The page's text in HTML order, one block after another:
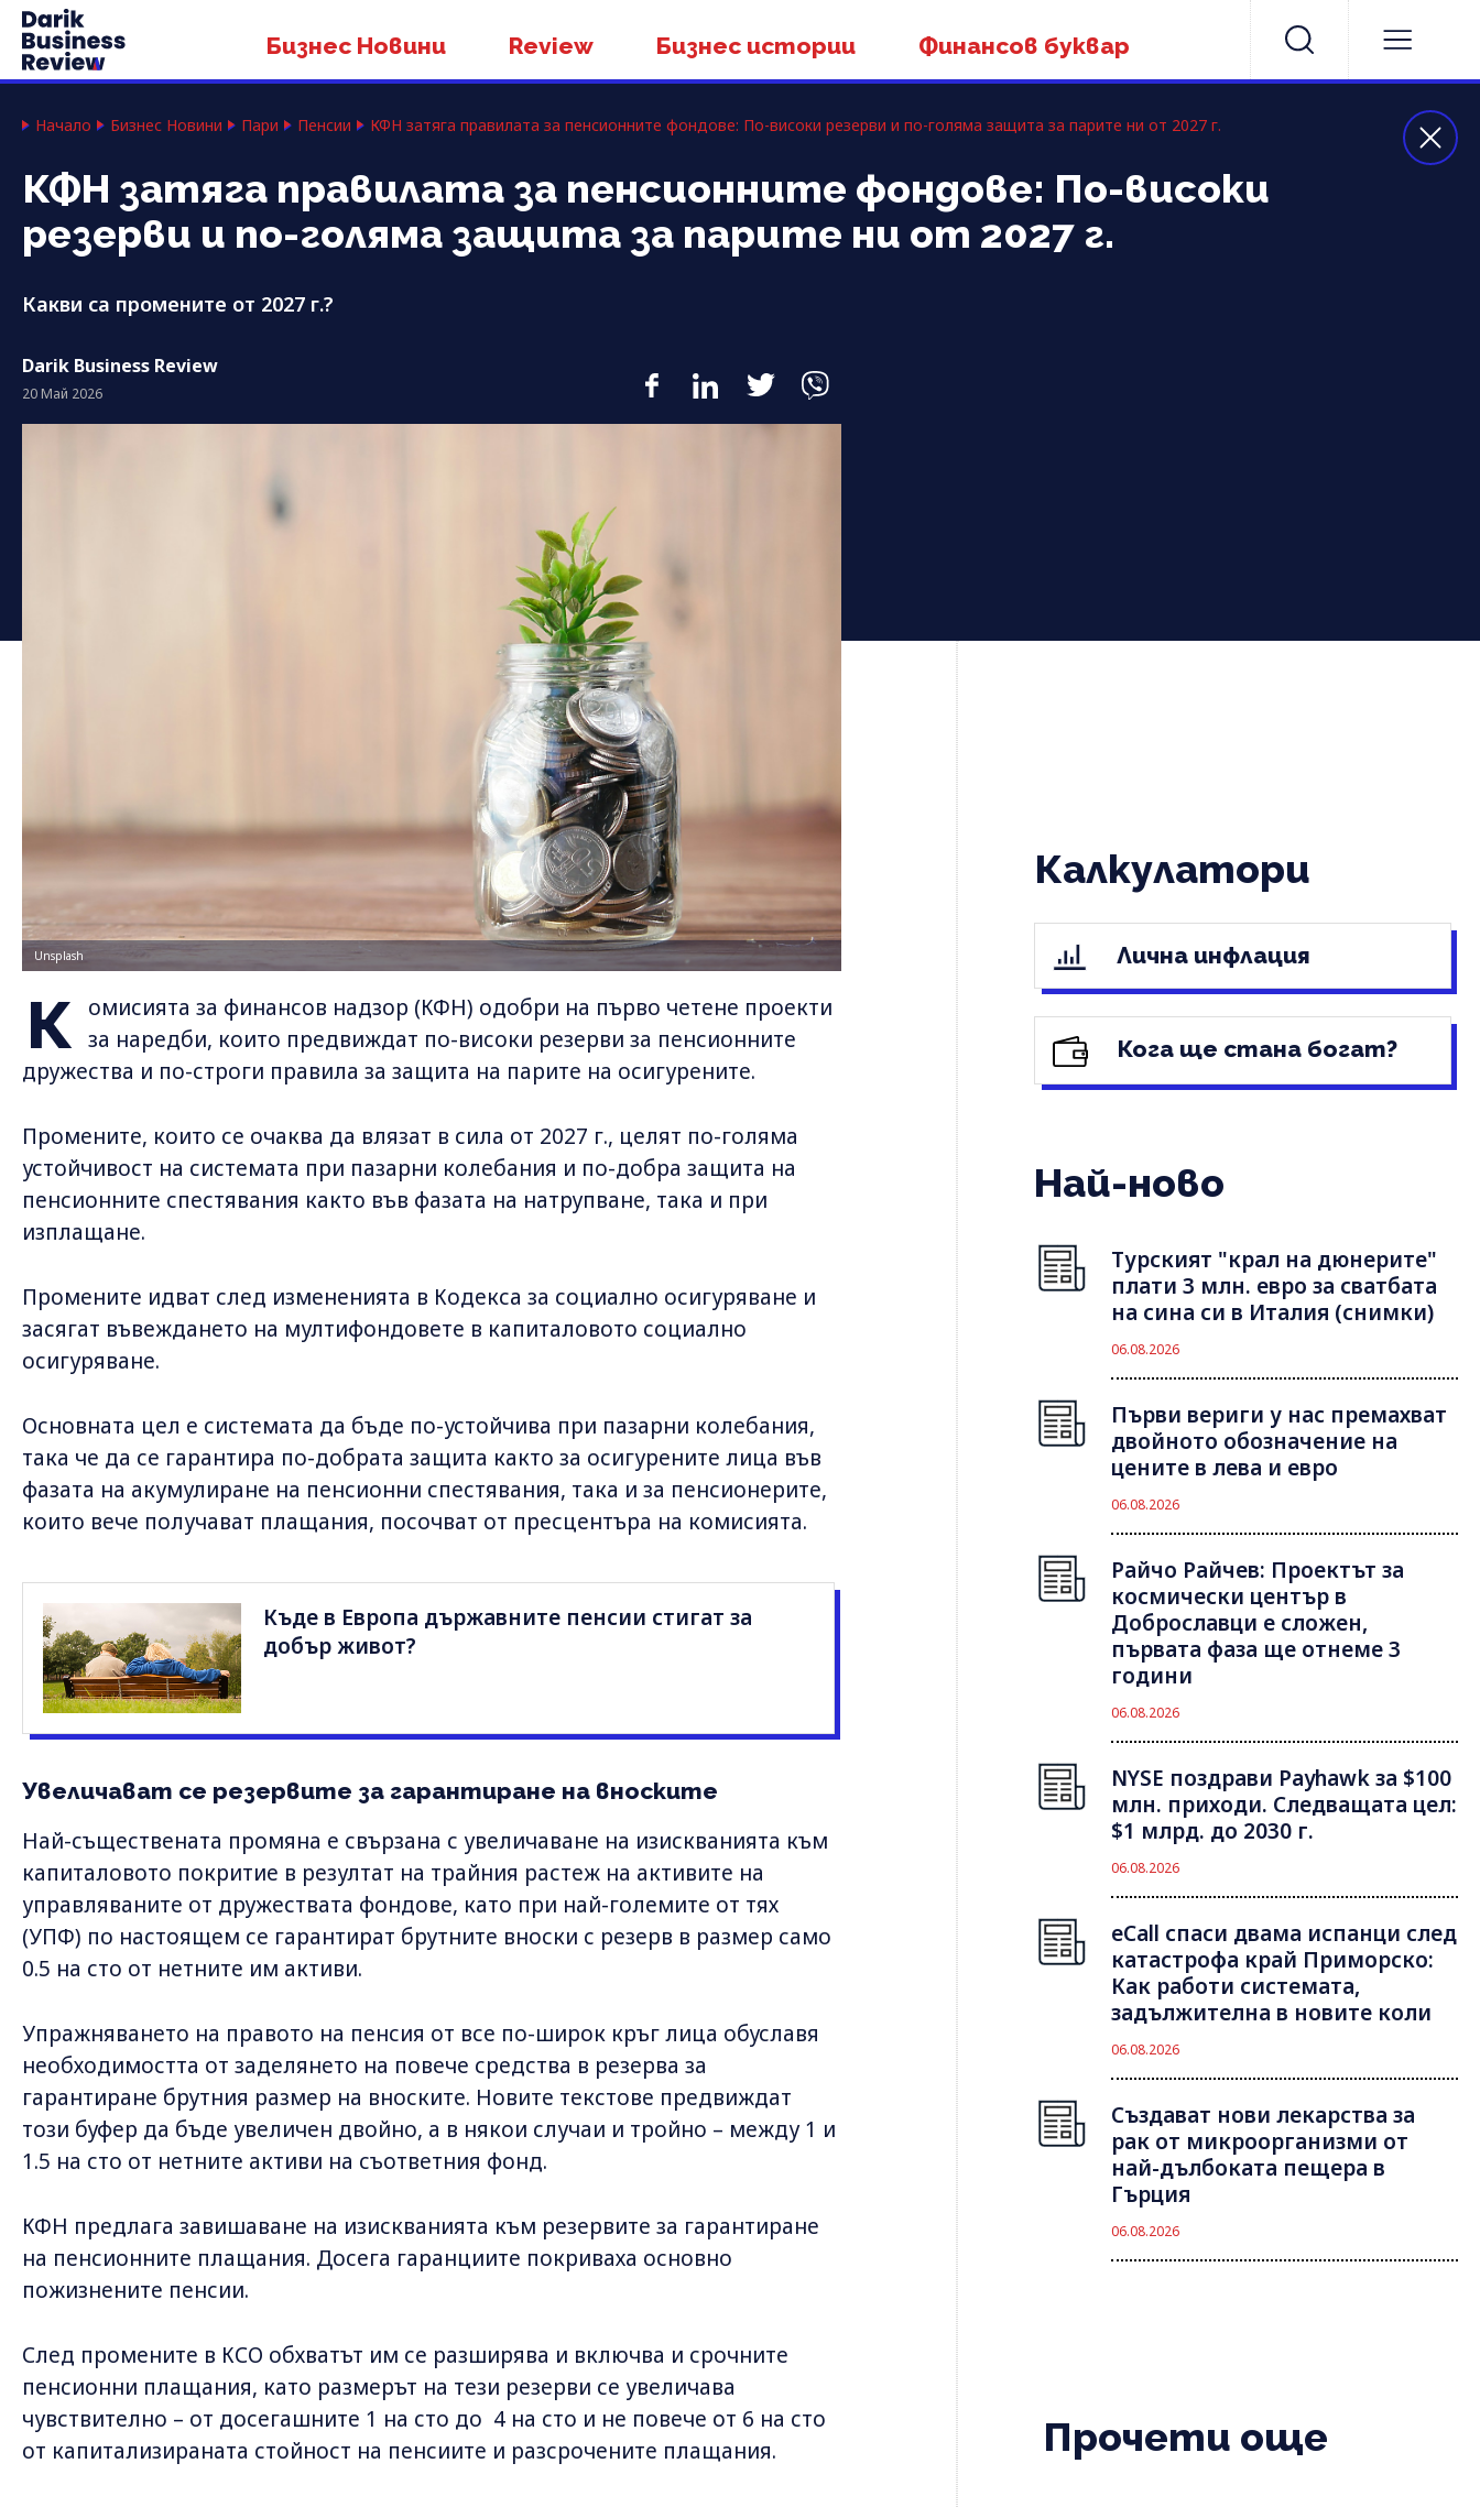
Бизнес Новини Review Бизнес истории Финансов буквар
Начало Бизнес Новини Пари Пенсии КФН затяга правилата за пенсионните фондове: По-високи резерви и по-голяма защита за парите ни от 2027 г.
КФН затяга правилата за пенсионните фондове: По-високи
резерви и по-голяма защита за парите ни от 2027 г.
Какви са промените от 2027 г.?
Darik Business Review
20 Май 2026
Unsplash
К
омисията за финансов надзор (КФН) одобри на първо четене проекти
за наредби, които предвиждат по-високи резерви за пенсионните
дружества и по-строги правила за защита на парите на осигурените.
Промените, които се очаква да влязат в сила от 2027 г., целят по-голяма
устойчивост на системата при пазарни колебания и по-добра защита на
пенсионните спестявания както във фазата на натрупване, така и при
изплащане.
Промените идват след измененията в Кодекса за социално осигуряване и
засягат въвеждането на мултифондовете в капиталовото социално
осигуряване.
Основната цел е системата да бъде по-устойчива при пазарни колебания,
така че да се гарантира по-добрата защита както за осигурените лица във
фазата на акумулиране на пенсионни спестявания, така и за пенсионерите,
които вече получават плащания, посочват от пресцентъра на комисията.
Къде в Европа държавните пенсии стигат за
добър живот?
Увеличават се резервите за гарантиране на вноските
Най-съществената промяна е свързана с увеличаване на изискванията към
капиталовото покритие в резултат на трайния растеж на активите на
управляваните от дружествата фондове, като при най-големите от тях
(УПФ) по настоящем се гарантират брутните вноски с резерв в размер само
0.5 на сто от нетните им активи.
Упражняването на правото на пенсия от все по-широк кръг лица обуславя
необходимостта от заделянето на повече средства в резерва за
гарантиране брутния размер на вноските. Новите текстове предвиждат
този буфер да бъде увеличен двойно, а в някои случаи и тройно – между 1 и
1.5 на сто от нетните активи на съответния фонд.
КФН предлага завишаване на изискванията към резервите за гарантиране
на пенсионните плащания. Досега гаранциите покриваха основно
пожизнените пенсии.
След промените в КСО обхватът им се разширява и включва и срочните
пенсионни плащания, като размерът на тези резерви се увеличава
чувствително – от досегашните 1 на сто до 4 на сто и не повече от 6 на сто
от капитализираната стойност на пенсиите и разсрочените плащания.
Калкулатори
Лична инфлация
Кога ще стана богат?
Най-ново
Турският "крал на дюнерите"
плати 3 млн. евро за сватбата
на сина си в Италия (снимки)
06.08.2026
Първи вериги у нас премахват
двойното обозначение на
цените в лева и евро
06.08.2026
Райчо Райчев: Проектът за
космически център в
Доброславци е сложен,
първата фаза ще отнеме 3
години
06.08.2026
NYSE поздрави Payhawk за $100
млн. приходи. Следващата цел:
$1 млрд. до 2030 г.
06.08.2026
eCall спаси двама испанци след
катастрофа край Приморско:
Как работи системата,
задължителна в новите коли
06.08.2026
Създават нови лекарства за
рак от микроорганизми от
най-дълбоката пещера в
Гърция
06.08.2026
Прочети още